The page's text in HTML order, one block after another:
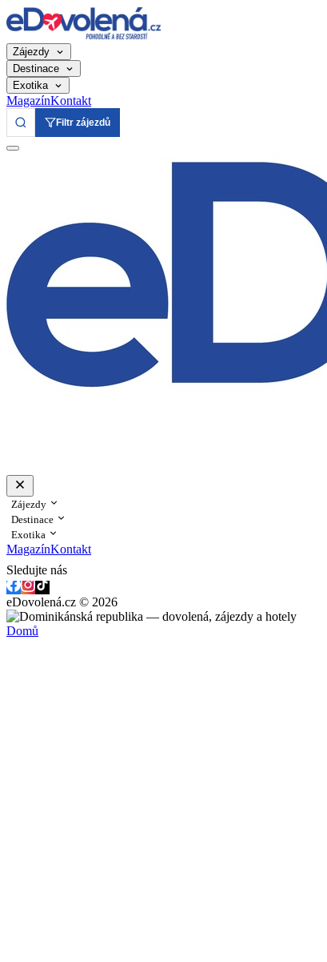
Zájezdy
Destinace
Exotika
MagazínKontakt
Filtr zájezdů
Zájezdy
Destinace
Exotika
MagazínKontakt
Sledujte nás
eDovolená.cz © 2026
Domů